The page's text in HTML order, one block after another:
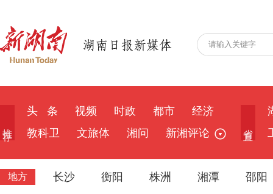
头 条 视频 时政 都市
经济
教科卫
文旅体 湘问 新湘评论
地方 长沙 衡阳 株洲 湘潭 邵阳